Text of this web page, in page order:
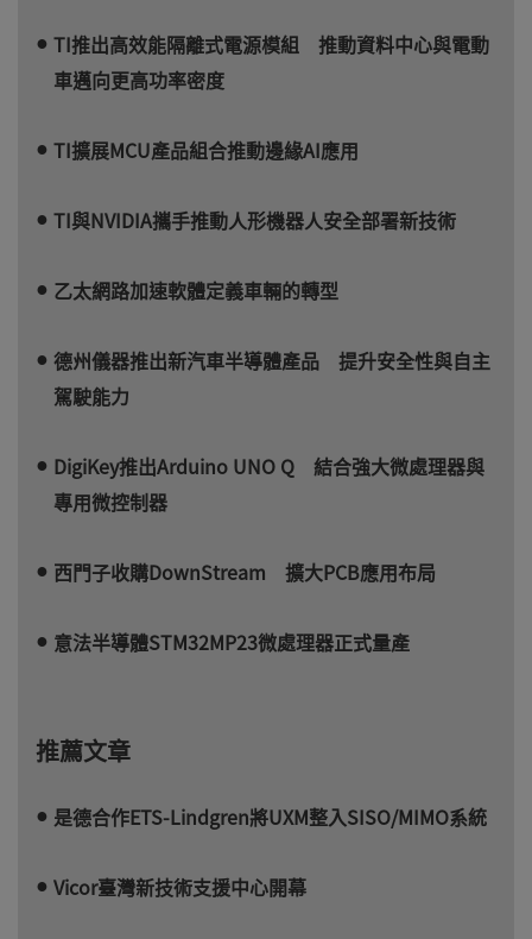
TI推出高效能隔離式電源模組 推動資料中心與電動
車邁向更高功率密度
TI擴展MCU產品組合推動邊緣AI應用
TI與NVIDIA攜手推動人形機器人安全部署新技術
乙太網路加速軟體定義車輛的轉型
德州儀器推出新汽車半導體產品 提升安全性與自主
駕駛能力
DigiKey推出Arduino UNO Q 結合強大微處理器與
專用微控制器
西門子收購DownStream 擴大PCB應用布局
意法半導體STM32MP23微處理器正式量產
推薦文章
是德合作ETS-Lindgren將UXM整入SISO/MIMO系統
Vicor臺灣新技術支援中心開幕